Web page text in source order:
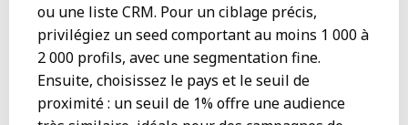
ou une liste CRM. Pour un ciblage précis,
privilégiez un seed comportant au moins 1 000 à
2 000 profils, avec une segmentation fine.
Ensuite, choisissez le pays et le seuil de
proximité : un seuil de 1% offre une audience